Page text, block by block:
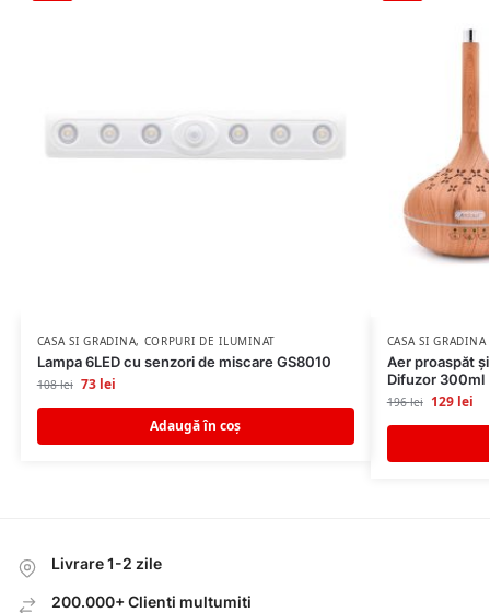
CASA SI GRADINA, CORPURI DE ILUMINAT
Lampa 6LED cu senzori de miscare GS8010
108lei 73 lei
Adaugă în coș
CASA SI GRADINA
Aer proaspăt
Difuzor 300ml
196lei 129 lei
Livrare 1-2 zile
200.000+ Clienti multumiti